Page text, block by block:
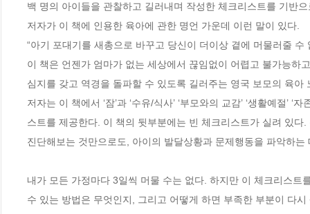
백 명의 아이들을 관찰하고 길러내며 작성한 체크리스트를 기반
저자가 이 책에 인용한 육아에 관한 명언 가운데 이런 말이 있다.
“아기 포대기를 새총으로 바꾸고 당신이 더이상 곁에 머물러줄
이 책은 언젠가 엄마가 없는 세상에서 끊임없이 어렵고 불가능하
심지를 갖고 역경을 돌파할 수 있도록 길러주는 영국 보모의 육
저자는 이 책에서 ‘잠’과 ‘수유/식사’ ‘부모와의 교감’ ‘생활예절’
스트를 제공한다. 이 책의 뒷부분에는 빈 체크리스트가 실려 있다
진단해보는 것만으로도, 아이의 발달상황과 문제행동을 파악하
내가 모든 가정마다 3일씩 머물 수는 없다. 하지만 이 체크리스
수 있는 방법은 무엇인지, 그리고 어떻게 하면 부족한 부분이 다